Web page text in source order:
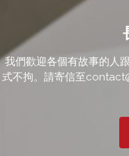
我們歡迎各個有故事的人
式不拘。請寄信至